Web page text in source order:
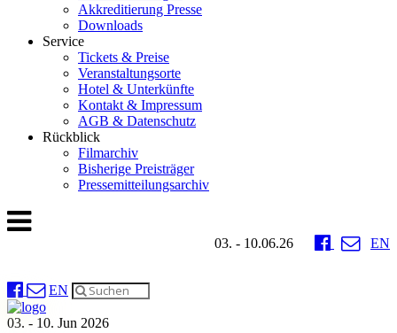
Akkreditierung Presse
Downloads
Service
Tickets & Preise
Veranstaltungsorte
Hotel & Unterkünfte
Kontakt & Impressum
AGB & Datenschutz
Rückblick
Filmarchiv
Bisherige Preisträger
Pressemitteilungsarchiv
03. - 10.06.26 EN
EN
03. - 10. Jun 2026